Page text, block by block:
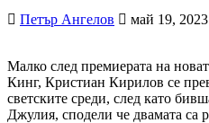
Петър Ангелов май 19, 2023
Малко след премиерата на
Кинг, Кристиан Кирилов се
светските среди, след като
Джулия, сподели че двамата са